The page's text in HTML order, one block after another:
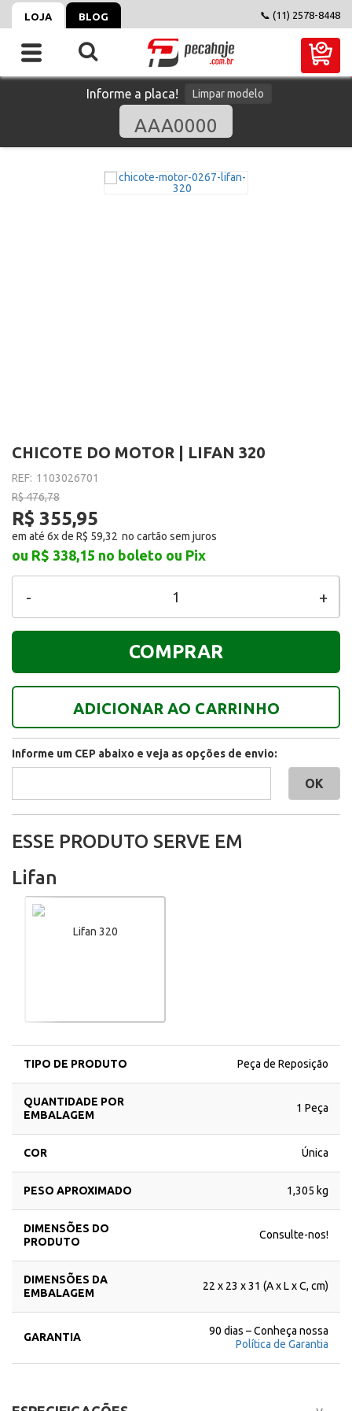
LOJA BLOG 📞 (11) 2578-8448
Informe a placa! Limpar modelo
CHICOTE DO MOTOR | LIFAN 320
REF: 1103026701
R$ 476,78
R$ 355,95
em até 6x de R$ 59,32
ou R$ 338,15 no boleto ou Pix
+
-
ADICIONAR AO CARRINHO
COMPRAR
Informe um CEP abaixo e veja as opções de envio:
ESSE PRODUTO SERVE EM
Lifan
Lifan 320
TIPO DE PRODUTO Peça de Reposição
QUANTIDADE POR
EMBALAGEM
1 Peça
COR Única
PESO APROXIMADO 1,305 kg
DIMENSÕES DO
PRODUTO
Consulte-nos!
DIMENSÕES DA
EMBALAGEM
22 x 23 x 31 (A x L x C, cm)
GARANTIA
90 dias – Conheça nossa
Política de Garantia